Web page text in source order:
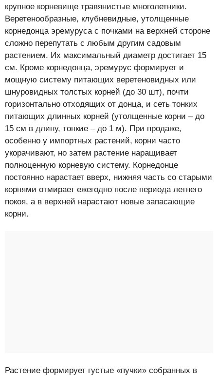
крупное корневище травянистые многолетники.
Веретенообразные, клубневидные, утолщенные
корнедонца эремуруса с почками на верхней стороне
сложно перепутать с любым другим садовым
растением. Их максимальный диаметр достигает 15
см. Кроме корнедонца, эремурус формирует и
мощную систему питающих веретеновидных или
шнуровидных толстых корней (до 30 шт), почти
горизонтально отходящих от донца, и сеть тонких
питающих длинных корней (утолщенные корни – до
15 см в длину, тонкие – до 1 м). При продаже,
особенно у импортных растений, корни часто
укорачивают, но затем растение наращивает
полноценную корневую систему. Корнедонце
постоянно нарастает вверх, нижняя часть со старыми
корнями отмирает ежегодно после периода летнего
покоя, а в верхней нарастают новые запасающие
корни.
Растение формирует густые «пучки» собранных в